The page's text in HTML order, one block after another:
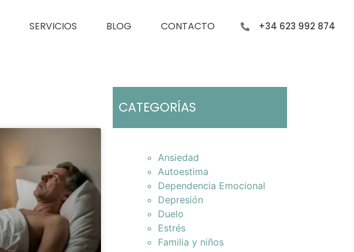
SERVICIOS BLOG CONTACTO +34 623 992 874
CATEGORÍAS
Ansiedad
Autoestima
Dependencia Emocional
Depresión
Duelo
Estrés
Familia y niños